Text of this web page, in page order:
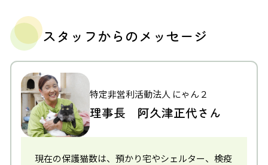
スタッフからのメッセージ
特定非営利活動法人 にゃん２
理事長 阿久津正代さん
現在の保護猫数は、預かり宅やシェルター、検疫